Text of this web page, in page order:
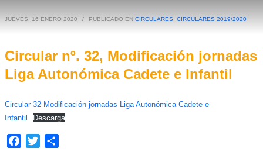
JUEVES, 16 ENERO 2020 / PUBLICADO EN CIRCULARES CIRCULARES 2019/2020
Circular nº. 32, Modificación jornadas
Liga Autonómica Cadete e Infantil
Circular 32 Modificación jornadas Liga Autonómica Cadete e
Infantil
Descarga
Facebook
Twitter